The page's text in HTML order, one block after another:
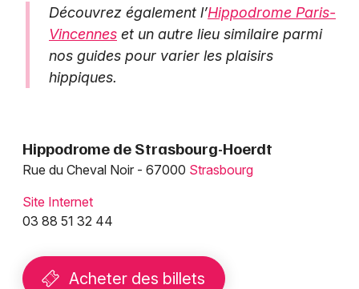
Découvrez également l’Hippodrome Paris-
Vincennes et un autre lieu similaire parmi
nos guides pour varier les plaisirs
hippiques.
Hippodrome de Strasbourg-Hoerdt
Rue du Cheval Noir - 67000 Strasbourg
Site Internet
03 88 51 32 44
Acheter des billets